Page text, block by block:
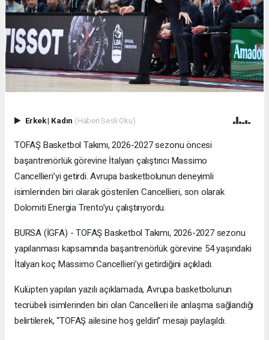
Erkek| Kadın (Haberi Sesli Oku)
TOFAŞ Basketbol Takımı, 2026-2027 sezonu öncesi
başantrenörlük görevine İtalyan çalıştırıcı Massimo
Cancellieri’yi getirdi. Avrupa basketbolunun deneyimli
isimlerinden biri olarak gösterilen Cancellieri, son olarak
Dolomiti Energia Trento’yu çalıştırıyordu.
BURSA (İGFA) - TOFAŞ Basketbol Takımı, 2026-2027 sezonu
yapılanması kapsamında başantrenörlük görevine 54 yaşındaki
İtalyan koç Massimo Cancellieri’yi getirdiğini açıkladı.
Kulüpten yapılan yazılı açıklamada, Avrupa basketbolunun
tecrübeli isimlerinden biri olan Cancellieri ile anlaşma sağlandığı
belirtilerek, “TOFAŞ ailesine hoş geldin” mesajı paylaşıldı.